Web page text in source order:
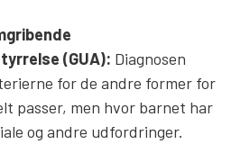
(GUA): Diagnosen
for de andre former for
passer, men hvor barnet har
og andre udfordringer.